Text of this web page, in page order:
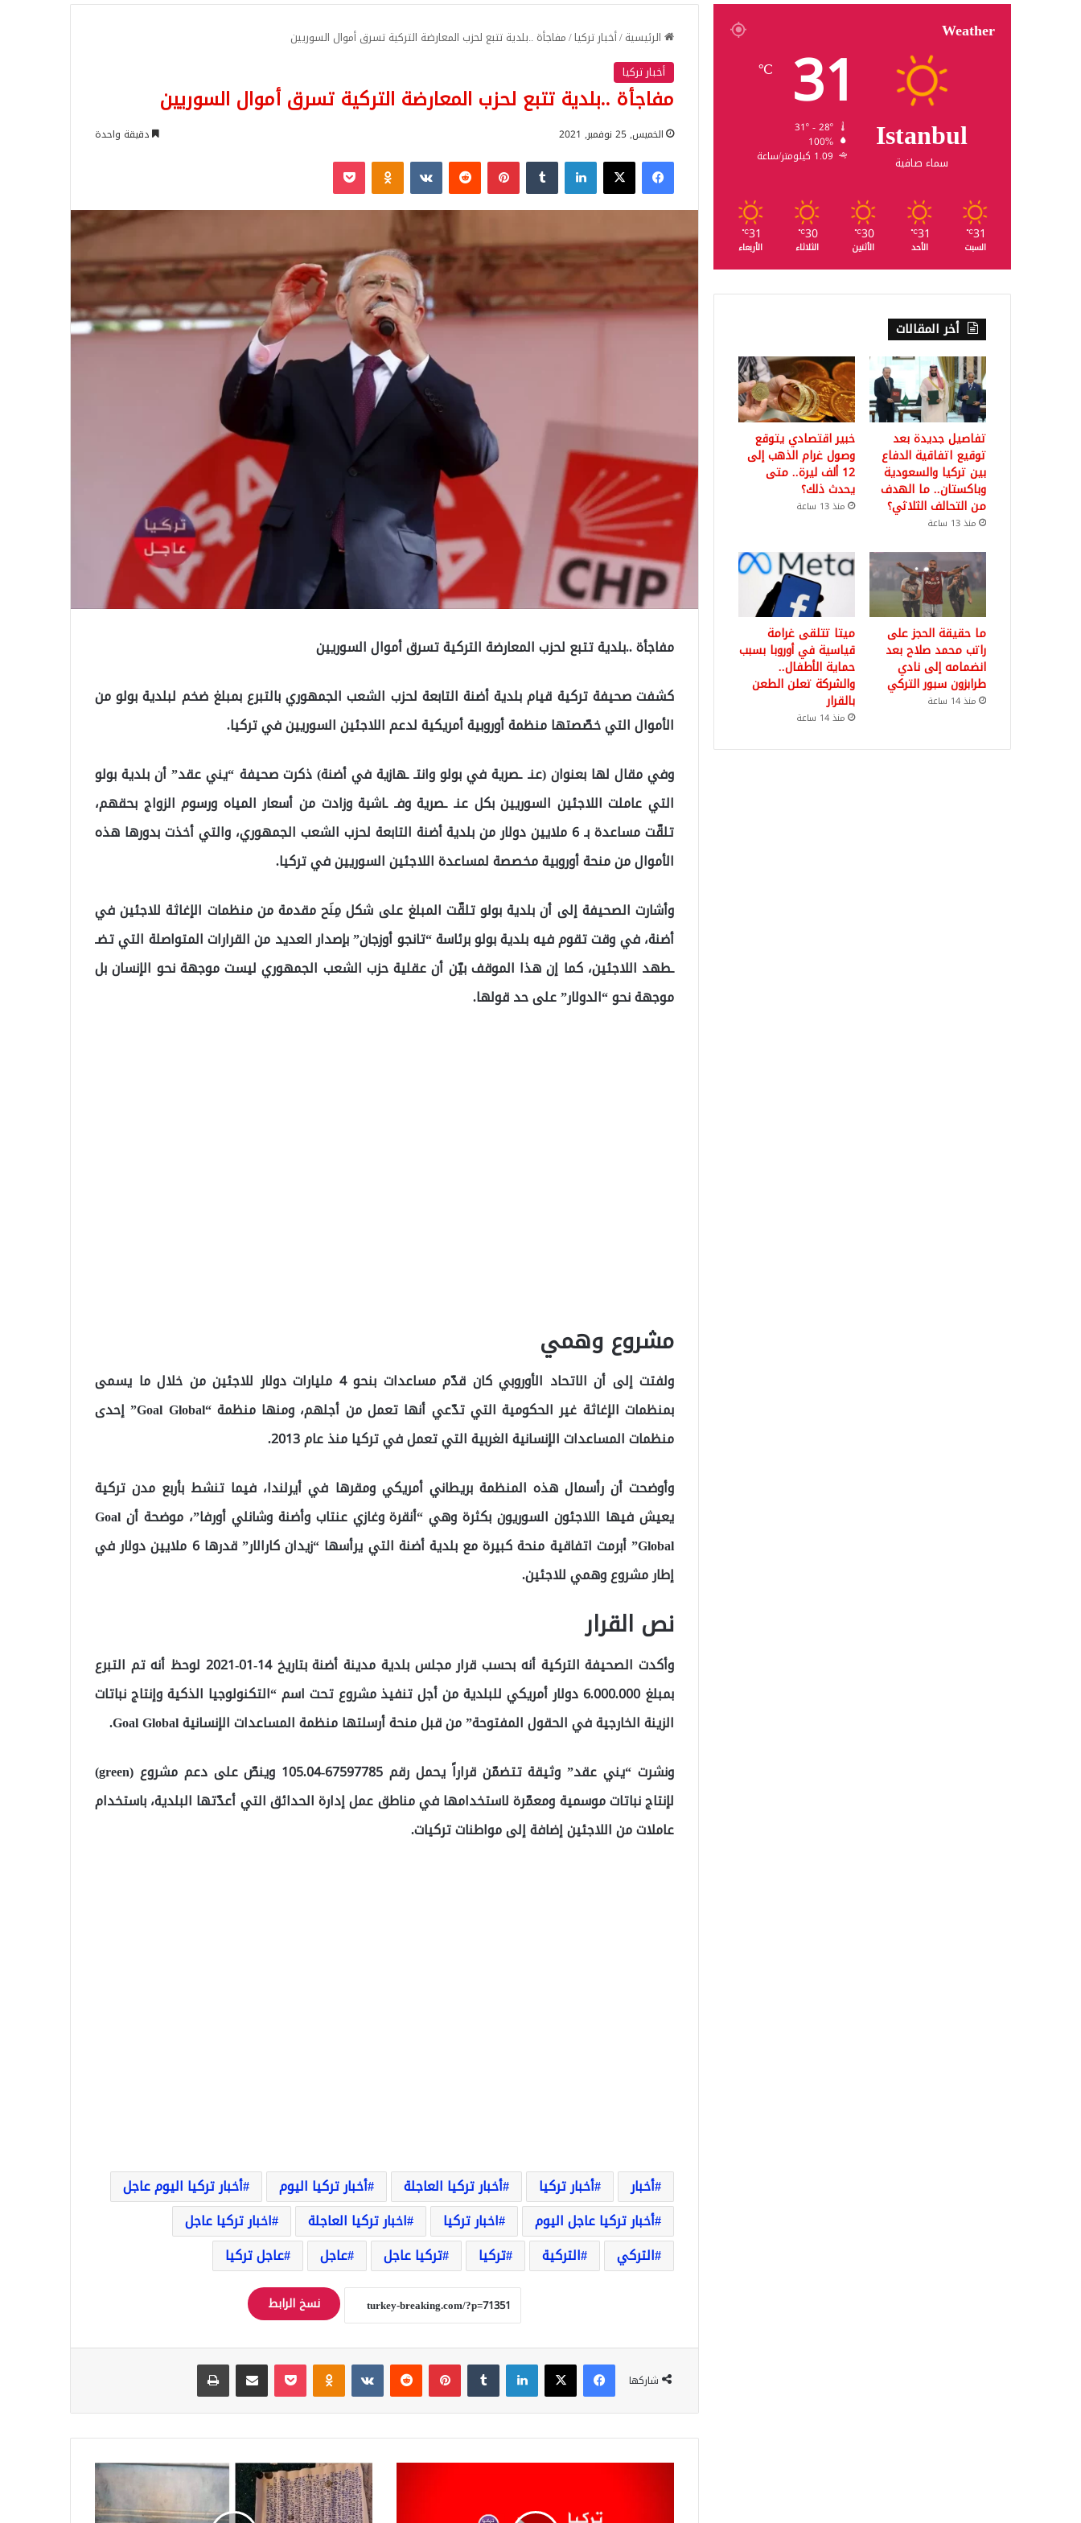
الرئيسية/أخبار تركيا/مفاجأة ..بلدية تتبع لحزب المعارضة التركية تسرق أموال السوريين
أخبار تركيا
مفاجأة ..بلدية تتبع لحزب المعارضة التركية تسرق أموال السوريين
الخميس, 25 نوفمبر, 2021 دقيقة واحدة
فيسبوك‫X لينكدإن بينتيريست Odnoklassniki
‫Pocket
مفاجأة ..بلدية تتبع لحزب المعارضة التركية تسرق أموال السوريين
كشفت صحيفة تركية قيام بلدية أضنة التابعة لحزب الشعب الجمهوري بالتبرع بمبلغ ضخم لبلدية بولو من
الأموال التي خصّصتها منظمة أوروبية أمريكية لدعم اللاجئين السوريين في تركيا.
وفي مقال لها بعنوان (عنـ ـصرية في بولو وانتـ ـهازية في أضنة) ذكرت صحيفة “يني عقد” أن بلدية بولو
التي عاملت اللاجئين السوريين بكل عنـ ـصرية وفـ ـاشية وزادت من أسعار المياه ورسوم الزواج بحقهم،
تلقّت مساعدة بـ 6 ملايين دولار من بلدية أضنة التابعة لحزب الشعب الجمهوري، والتي أخذت بدورها هذه
الأموال من منحة أوروبية مخصصة لمساعدة اللاجئين السوريين في تركيا.
وأشارت الصحيفة إلى أن بلدية بولو تلقّت المبلغ على شكل مِنَح مقدمة من منظمات الإغاثة للاجئين في
أضنة، في وقت تقوم فيه بلدية بولو برئاسة “تانجو أوزجان” بإصدار العديد من القرارات المتواصلة التي تضـ
ـطهد اللاجئين، كما إن هذا الموقف بيّن أن عقلية حزب الشعب الجمهوري ليست موجهة نحو الإنسان بل
موجهة نحو “الدولار” على حد قولها.
مشروع وهمي
ولفتت إلى أن الاتحاد الأوروبي كان قدّم مساعدات بنحو 4 مليارات دولار للاجئين من خلال ما يسمى
بمنظمات الإغاثة غير الحكومية التي تدّعي أنها تعمل من أجلهم، ومنها منظمة “Goal Global” إحدى
منظمات المساعدات الإنسانية الغربية التي تعمل في تركيا منذ عام 2013.
وأوضحت أن رأسمال هذه المنظمة بريطاني أمريكي ومقرها في أيرلندا، فيما تنشط بأربع مدن تركية
يعيش فيها اللاجئون السوريون بكثرة وهي “أنقرة وغازي عنتاب وأضنة وشانلي أورفا”، موضحة أن Goal
Global” أبرمت اتفاقية منحة كبيرة مع بلدية أضنة التي يرأسها “زيدان كارالار” قدرها 6 ملايين دولار في
إطار مشروع وهمي للاجئين.
نص القرار
وأكدت الصحيفة التركية أنه بحسب قرار مجلس بلدية مدينة أضنة بتاريخ 14-01-2021 لوحظ أنه تم التبرع
بمبلغ 6.000.000 دولار أمريكي للبلدية من أجل تنفيذ مشروع تحت اسم “التكنولوجيا الذكية وإنتاج نباتات
الزينة الخارجية في الحقول المفتوحة” من قبل منحة أرسلتها منظمة المساعدات الإنسانية Goal Global.
ونشرت “يني عقد” وثيقة تتضمّن قراراً يحمل رقم 67597785-105.04 وينصّ على دعم مشروع (green)
لإنتاج نباتات موسمية ومعمّرة لاستخدامها في مناطق عمل إدارة الحدائق التي أعدّتها البلدية، باستخدام
عاملات من اللاجئين إضافة إلى مواطنات تركيات.
أخبار أخبار تركيا أخبار تركيا العاجلة أخبار تركيا اليوم
أخبار تركيا اليوم عاجل
أخبار تركيا عاجل اليوم
اخبار تركيا اخبار تركيا العاجلة
اخبار تركيا عاجل
التركي
التركية تركيا تركيا عاجل عاجل عاجل تركيا
نسخ الرابط
شاركها
فيسبوك‫X لينكدإن بينتيريست Odnoklassniki
‫Pocket مشاركة عبر البريد طباعة
مخطوطات
غريبة
تخرج
Weather
Istanbul
سماء صافية
31
℃
100%
1.09 كيلومتر/ساعة
31
℃
السبت
31
℃
الأحد
30
℃
الأثنين
30
℃
الثلاثاء
31
℃
الأربعاء
أخر المقالات
تفاصيل جديدة بعد
توقيع اتفاقية الدفاع
بين تركيا والسعودية
وباكستان.. ما الهدف
من التحالف الثلاثي؟
منذ 13 ساعة
خبير اقتصادي يتوقع
وصول غرام الذهب إلى
12 ألف ليرة.. متى
يحدث ذلك؟
منذ 13 ساعة
ما حقيقة الحجز على
راتب محمد صلاح بعد
انضمامه إلى نادي
طرابزون سبور التركي
منذ 14 ساعة
ميتا تتلقى غرامة
قياسية في أوروبا بسبب
حماية الأطفال..
والشركة تعلن الطعن
بالقرار
منذ 14 ساعة